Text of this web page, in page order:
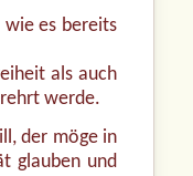
wie es bereits
als auch
werde.
der möge in
glauben und